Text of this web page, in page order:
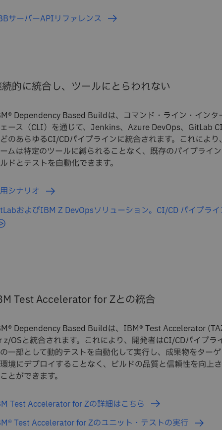
サーバーAPIリファレンス
的に統合し、ツールにとらわれない
Dependency Based Buildは、コマンド・ライン・インタ
ース（CLI）を通じて、Jenkins、Azure DevOps、GitLab
のあらゆるCI/CDパイプラインに統合されます。これにより
ムは特定のツールに縛られることなく、既存のパイプライ
ドとテストを自動化できます。
シナリオ
およびIBM Z DevOpsソリューション。CI/CD パイプラ
Test Accelerator for Zとの統合
Dependency Based Buildは、IBM® Test Accelerator
z/OSと統合されます。これにより、開発者はCI/CDパイプラ
一部として動的テストを自動化して実行し、成果物をター
境にデプロイすることなく、ビルドの品質と信頼性を向上
とができます。
Test Accelerator for Zの詳細はこちら
Test Accelerator for Zのユニット・テストの実行